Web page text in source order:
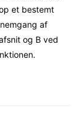
et bestemt
af
og B ved